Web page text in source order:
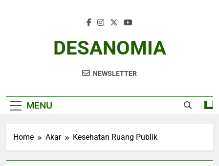
DESANOMIA
NEWSLETTER
MENU
Home Akar Kesehatan Ruang Publik